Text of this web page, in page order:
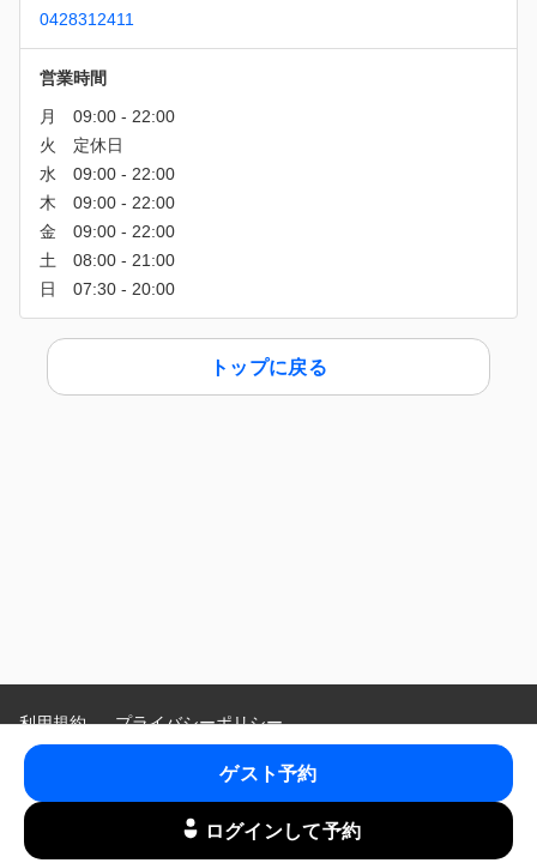
0428312411
営業時間
トップに戻る
利用規約
プライバシーポリシー
特定商取引法に基づく表示
Language
ゲスト予約
ログインして予約